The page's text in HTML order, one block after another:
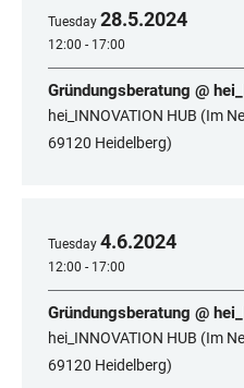
Tuesday 28.5.2024
12:00 - 17:00
Gründungsberatung @
hei_INNOVATION HUB (Im
69120 Heidelberg)
Tuesday 4.6.2024
12:00 - 17:00
Gründungsberatung @
hei_INNOVATION HUB (Im
69120 Heidelberg)